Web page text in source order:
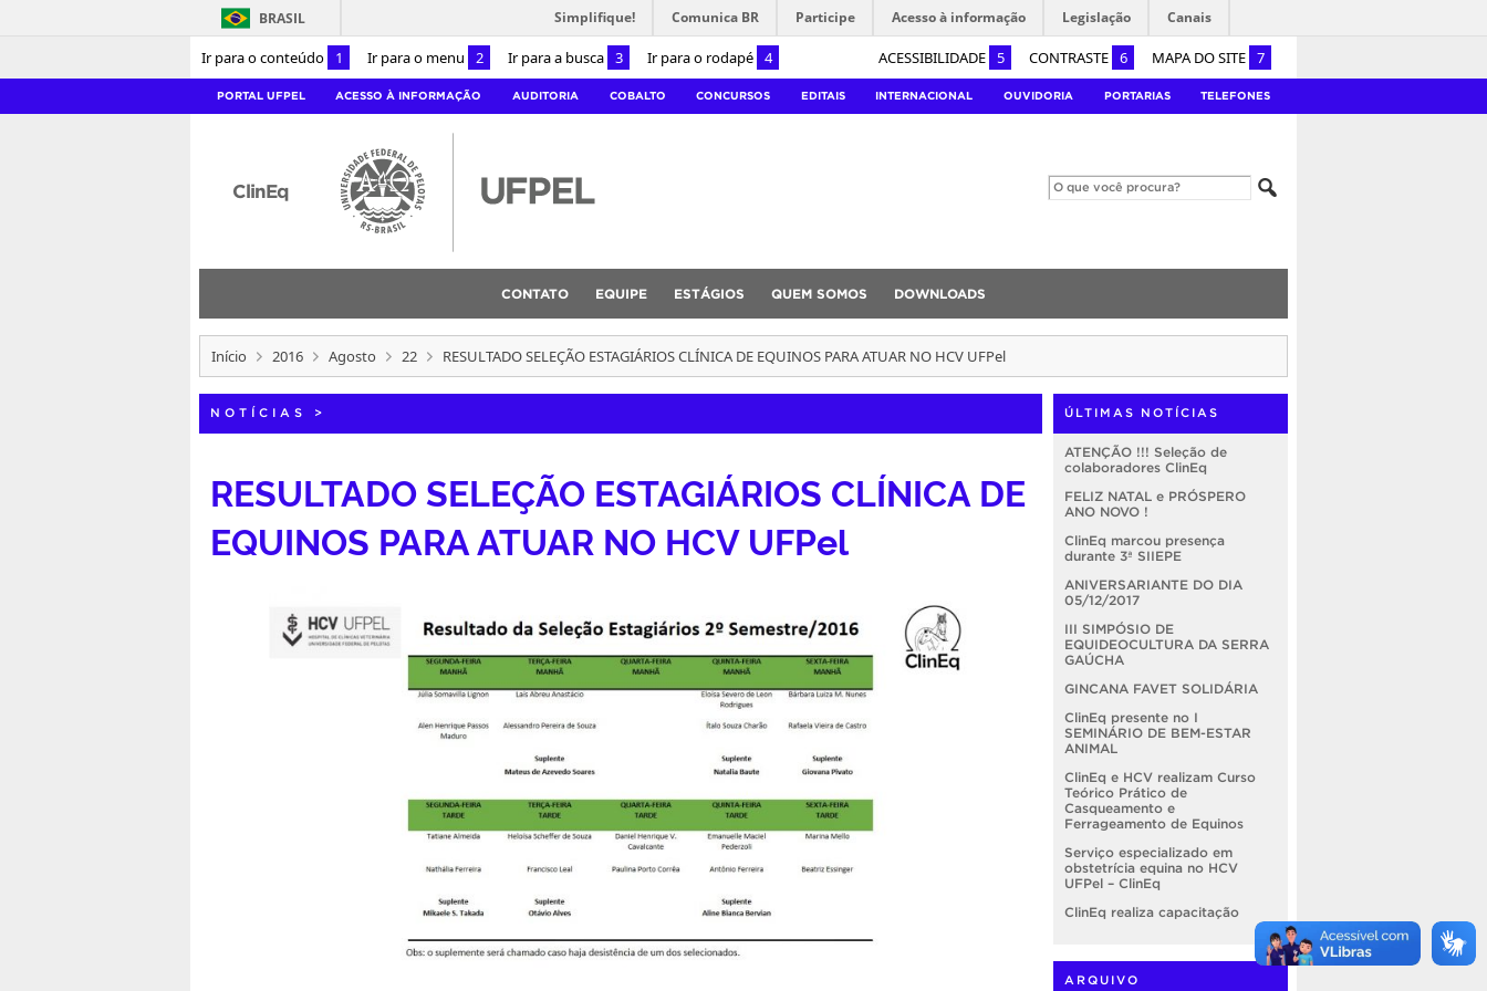
Ir para o conteúdo 1 Ir para o menu 2 Ir para a busca 3 Ir para o rodapé 4 ACESSIBILIDADE 5 CONTRASTE 6 MAPA DO SITE 7
BRASIL Simplifique! Comunica BR Participe Acesso à informação Legislação Canais
PORTAL UFPEL ACESSO À INFORMAÇÃO AUDITORIA COBALTO CONCURSOS EDITAIS INTERNACIONAL OUVIDORIA PORTARIAS TELEFONES
ClinEq
CONTATO EQUIPE ESTÁGIOS QUEM SOMOS DOWNLOADS
Início 2016 Agosto 22 RESULTADO SELEÇÃO ESTAGIÁRIOS CLÍNICA DE EQUINOS PARA ATUAR NO HCV UFPel
NOTÍCIAS >
RESULTADO SELEÇÃO ESTAGIÁRIOS CLÍNICA DE
EQUINOS PARA ATUAR NO HCV UFPel
ÚLTIMAS NOTÍCIAS
ATENÇÃO !!! Seleção de
colaboradores ClinEq
FELIZ NATAL e PRÓSPERO
ANO NOVO !
ClinEq marcou presença
durante 3ª SIIEPE
ANIVERSARIANTE DO DIA
05/12/2017
III SIMPÓSIO DE
EQUIDEOCULTURA DA SERRA
GAÚCHA
GINCANA FAVET SOLIDÁRIA
ClinEq presente no I
SEMINÁRIO DE BEM-ESTAR
ANIMAL
ClinEq e HCV realizam Curso
Teórico Prático de
Casqueamento e
Ferrageamento de Equinos
Serviço especializado em
obstetrícia equina no HCV
UFPel – ClinEq
ClinEq realiza capacitação
ARQUIVO